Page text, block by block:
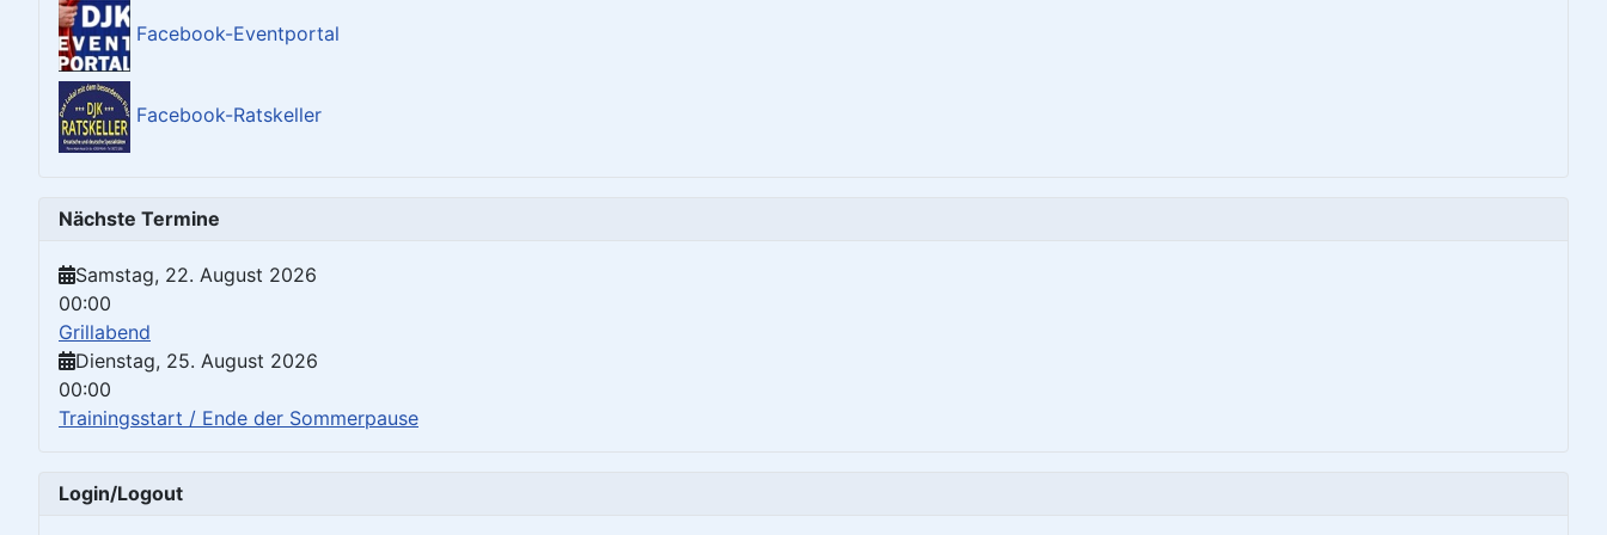
Facebook-Eventportal
Facebook-Ratskeller
Nächste Termine
Samstag, 22. August 2026
00:00
Grillabend
Dienstag, 25. August 2026
00:00
Trainingsstart / Ende der Sommerpause
Login/Logout